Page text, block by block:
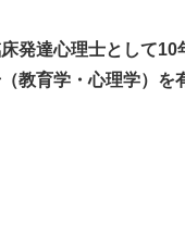
発達心理士として10
教育学・心理学）を